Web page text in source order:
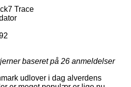
Trace
baseret på 26 anmeldelser
udlover i dag alverdens